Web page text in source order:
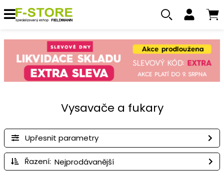
Vysavače a fukary
Upřesnit parametry
Řazení: